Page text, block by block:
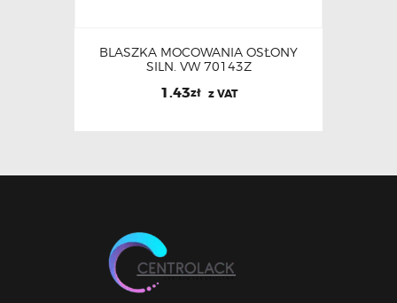
BLASZKA MOCOWANIA OSŁONY
SILN. VW 70143Z
1.43zł z VAT